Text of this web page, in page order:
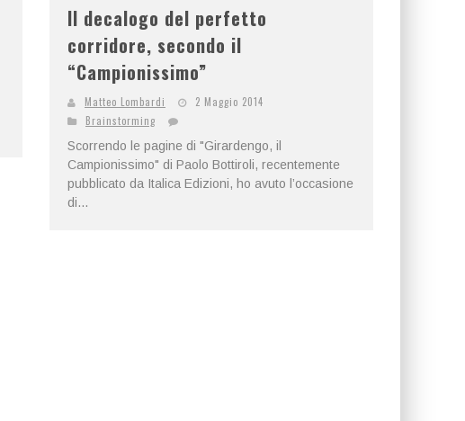
Il decalogo del perfetto
corridore, secondo il
“Campionissimo”
Matteo Lombardi
2 Maggio 2014
Brainstorming
Scorrendo le pagine di "Girardengo, il
Campionissimo" di Paolo Bottiroli, recentemente
pubblicato da Italica Edizioni, ho avuto l’occasione
di...